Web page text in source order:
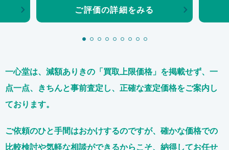
ご評価の詳細をみる
一心堂は、減額ありきの「買取上限価格」を掲載せず、 一
点一点、きちんと事前査定し、正確な査定価格をご案内し
ております。
ご依頼のひと手間はおかけするのですが、 確かな価格での
比較検討や気軽な相談ができるからこそ、 納得してお任せ